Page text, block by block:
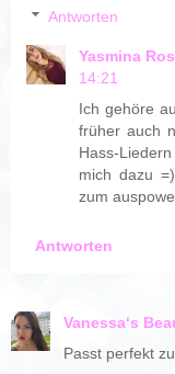
Antworten
Yasmina
14:21
Ich gehöre
früher auch
Hass-
mich dazu
zum
Antworten
Vanessa‘s
Passt perfekt